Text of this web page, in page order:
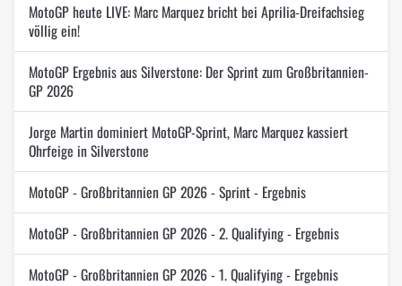
MotoGP heute LIVE: Marc Marquez bricht bei Aprilia-Dreifachsieg
völlig ein!
MotoGP Ergebnis aus Silverstone: Der Sprint zum Großbritannien-
GP 2026
Jorge Martin dominiert MotoGP-Sprint, Marc Marquez kassiert
Ohrfeige in Silverstone
MotoGP - Großbritannien GP 2026 - Sprint - Ergebnis
MotoGP - Großbritannien GP 2026 - 2. Qualifying - Ergebnis
MotoGP - Großbritannien GP 2026 - 1. Qualifying - Ergebnis